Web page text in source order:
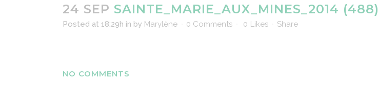
24 SEP SAINTE_MARIE_AUX_MINES_2014 (488)
Posted at 18:29h in by Marylène 0 Comments 0 Likes Share
NO COMMENTS